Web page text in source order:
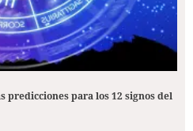
predicciones para los 12 signos del